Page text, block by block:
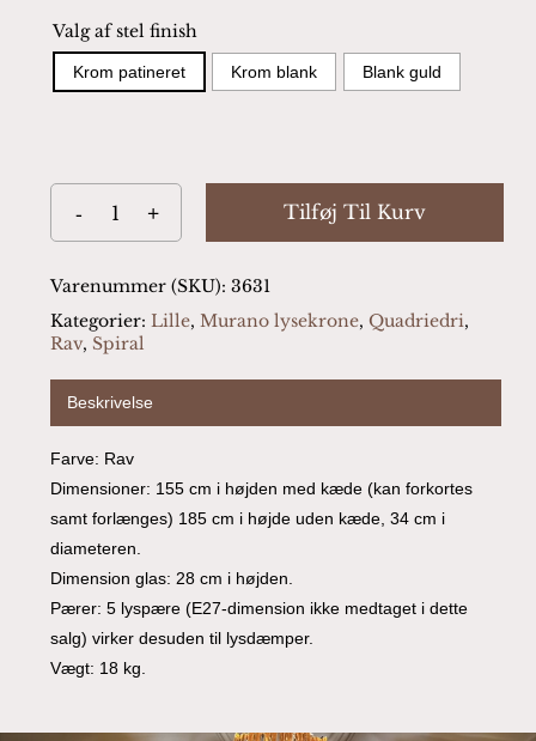
Valg af stel finish
Krom patineret Krom blank Blank guld
Tilføj Til Kurv
Varenummer (SKU): 3631
Kategorier: Lille, Murano lysekrone, Quadriedri,
Rav, Spiral
Beskrivelse
Farve: Rav
Dimensioner: 155 cm i højden med kæde (kan forkortes
samt forlænges) 185 cm i højde uden kæde, 34 cm i
diameteren.
Dimension glas: 28 cm i højden.
Pærer: 5 lyspære (E27-dimension ikke medtaget i dette
salg) virker desuden til lysdæmper.
Vægt: 18 kg.